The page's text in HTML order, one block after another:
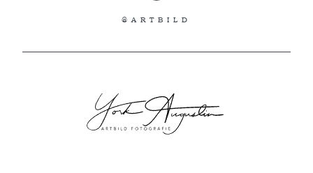
@ARTBILD